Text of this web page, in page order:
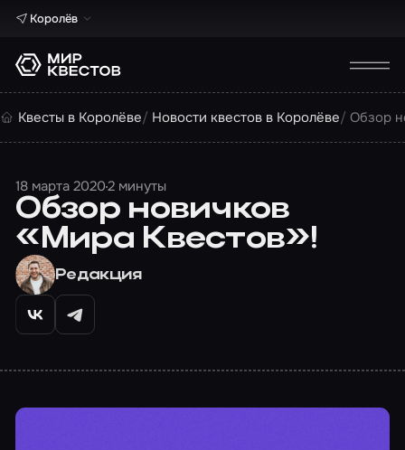
Королёв
Квесты в Королёве Новости квестов в Королёве Обзор
18 марта 20202 минуты
Обзор новичков
«Мира Квестов»!
Редакция